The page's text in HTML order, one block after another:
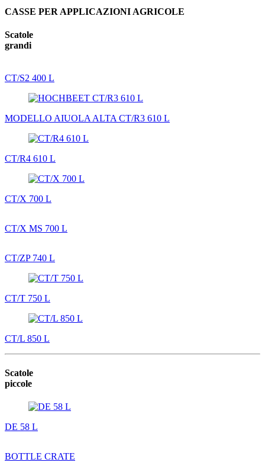
CASSE PER APPLICAZIONI AGRICOLE
Scatole
grandi
CT/S2 400 L
MODELLO AIUOLA ALTA CT/R3 610 L
CT/R4 610 L
CT/X 700 L
CT/X MS 700 L
CT/ZP 740 L
CT/T 750 L
CT/L 850 L
Scatole
piccole
DE 58 L
BOTTLE CRATE